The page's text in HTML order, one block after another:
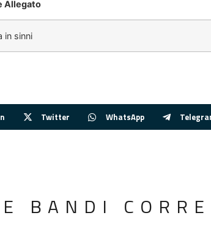
Allegato
in sinni
Twitter WhatsApp
BANDI